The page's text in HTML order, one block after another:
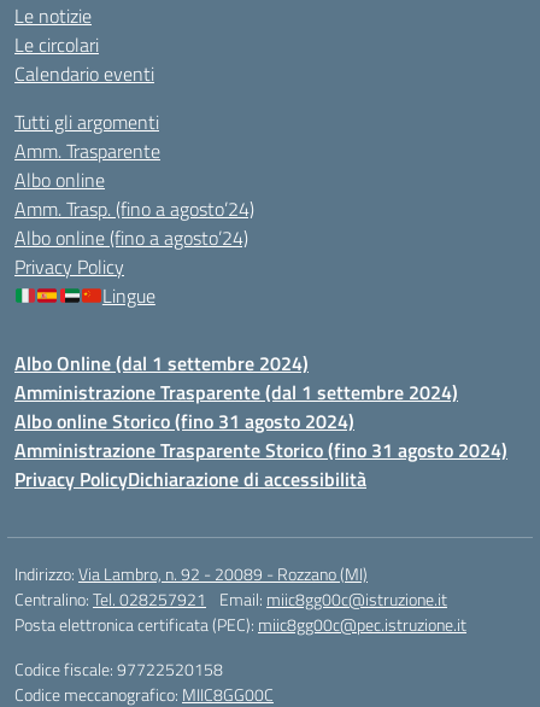
Le notizie
Le circolari
Calendario eventi
Tutti gli argomenti
Amm. Trasparente
Albo online
Amm. Trasp. (fino a agosto’24)
Albo online (fino a agosto’24)
Privacy Policy
Lingue
Albo Online (dal 1 settembre 2024)
Amministrazione Trasparente (dal 1 settembre 2024)
Albo online Storico (fino 31 agosto 2024)
Amministrazione Trasparente Storico (fino 31 agosto 2024)
Privacy PolicyDichiarazione di accessibilità
Indirizzo:Via Lambro, n. 92 - 20089 - Rozzano (MI)
Centralino:Tel. 028257921 Email: miic8gg00c@istruzione.it
Posta elettronica certificata (PEC): miic8gg00c@pec.istruzione.it
Codice fiscale: 97722520158
Codice meccanografico: MIIC8GG00C